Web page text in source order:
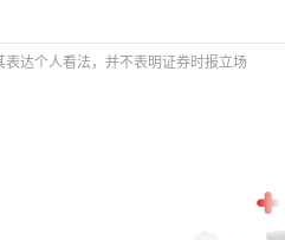
表达个人看法，并不表明证券时报立场